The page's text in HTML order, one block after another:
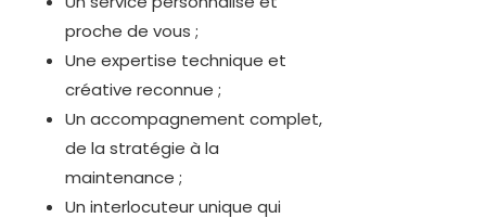
proche de vous ;
Une expertise technique et
créative reconnue ;
Un accompagnement complet,
de la stratégie à la
maintenance ;
Un interlocuteur unique qui